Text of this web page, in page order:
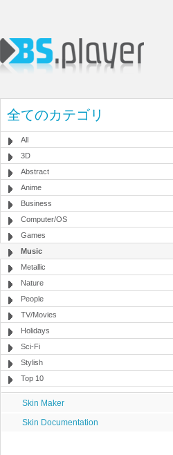
全てのカテゴリ
All
3D
Abstract
Anime
Business
Computer/OS
Games
Music
Metallic
Nature
People
TV/Movies
Holidays
Sci-Fi
Stylish
Top 10
Skin Maker
Skin Documentation